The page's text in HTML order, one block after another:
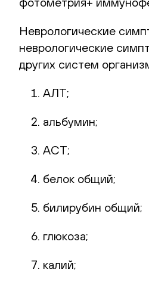
Неврологические
неврологические
других систем
АЛТ;
альбумин;
АСТ;
белок общий;
билирубин общий;
глюкоза;
калий;